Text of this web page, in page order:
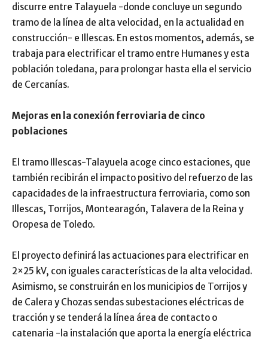
discurre entre Talayuela -donde concluye un segundo
tramo de la línea de alta velocidad, en la actualidad en
construcción- e Illescas. En estos momentos, además, se
trabaja para electrificar el tramo entre Humanes y esta
población toledana, para prolongar hasta ella el servicio
de Cercanías.
Mejoras en la conexión ferroviaria de cinco
poblaciones
El tramo Illescas-Talayuela acoge cinco estaciones, que
también recibirán el impacto positivo del refuerzo de las
capacidades de la infraestructura ferroviaria, como son
Illescas, Torrijos, Montearagón, Talavera de la Reina y
Oropesa de Toledo.
El proyecto definirá las actuaciones para electrificar en
2×25 kV, con iguales características de la alta velocidad.
Asimismo, se construirán en los municipios de Torrijos y
de Calera y Chozas sendas subestaciones eléctricas de
tracción y se tenderá la línea área de contacto o
catenaria -la instalación que aporta la energía eléctrica